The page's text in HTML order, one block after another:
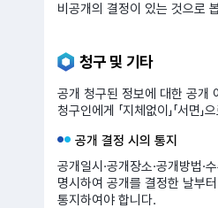
비공개의 결정이 있는 것으로
청구 및 기타
공개 청구된 정보에 대한 공개
청구인에게 「지체없이」「서면
공개 결정 시의 통지
공개일시·공개장소·공개방법·
명시하여 공개를 결정한 날부
통지하여야 합니다.